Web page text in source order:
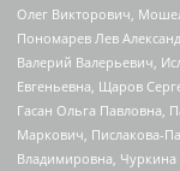
Олег Викторович,
Пономарев Лев
Валерий Валерьевич,
Евгеньевна, Щаров
Гасан Ольга Павловна,
Маркович, Пислакова-
Владимировна, Чуркина